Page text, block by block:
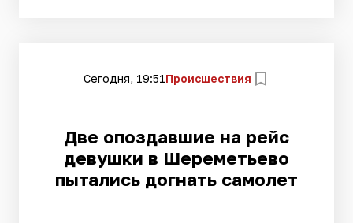
Сегодня, 19:51Происшествия
Две опоздавшие на рейс
девушки в Шереметьево
пытались догнать самолет